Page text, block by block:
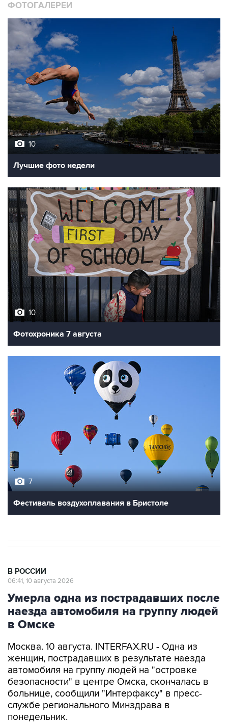
ФОТОГАЛЕРЕИ
10
Лучшие фото недели
10
Фотохроника 7 августа
7
Фестиваль воздухоплавания в Бристоле
В РОССИИ
06:41, 10 августа 2026
Умерла одна из пострадавших после
наезда автомобиля на группу людей
в Омске
Москва. 10 августа. INTERFAX.RU - Одна из
женщин, пострадавших в результате наезда
автомобиля на группу людей на "островке
безопасности" в центре Омска, скончалась в
больнице, сообщили "Интерфаксу" в пресс-
службе регионального Минздрава в
понедельник.